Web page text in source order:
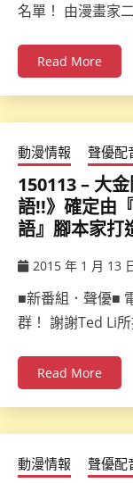
名單！ 由漫畫家
Read More
動漫情報 聲優配
150113 – 大
語!!》確定由
語』腳本家打
2015 年 1 月 13
■新番組．聲優■
群！ 謝謝Ted Li
Read More
動漫情報 聲優配